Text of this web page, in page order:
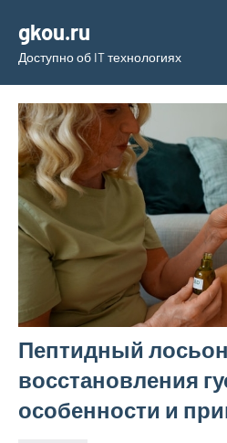
содержимому
gkou.ru
Доступно об IT технологиях
Пептидный
восстановления
особенности и